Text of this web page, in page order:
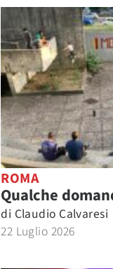
ROMA
Qualche
di Claudio Calvaresi
22 Luglio 2026